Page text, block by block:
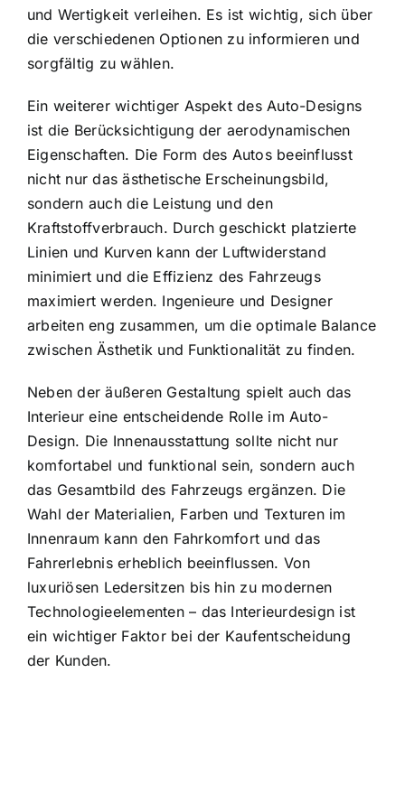
und Wertigkeit verleihen. Es ist wichtig, sich über
die verschiedenen Optionen zu informieren und
sorgfältig zu wählen.
Ein weiterer wichtiger Aspekt des Auto-Designs
ist die Berücksichtigung der aerodynamischen
Eigenschaften. Die Form des Autos beeinflusst
nicht nur das ästhetische Erscheinungsbild,
sondern auch die Leistung und den
Kraftstoffverbrauch. Durch geschickt platzierte
Linien und Kurven kann der Luftwiderstand
minimiert und die Effizienz des Fahrzeugs
maximiert werden. Ingenieure und Designer
arbeiten eng zusammen, um die optimale Balance
zwischen Ästhetik und Funktionalität zu finden.
Neben der äußeren Gestaltung spielt auch das
Interieur eine entscheidende Rolle im Auto-
Design. Die Innenausstattung sollte nicht nur
komfortabel und funktional sein, sondern auch
das Gesamtbild des Fahrzeugs ergänzen. Die
Wahl der Materialien, Farben und Texturen im
Innenraum kann den Fahrkomfort und das
Fahrerlebnis erheblich beeinflussen. Von
luxuriösen Ledersitzen bis hin zu modernen
Technologieelementen – das Interieurdesign ist
ein wichtiger Faktor bei der Kaufentscheidung
der Kunden.